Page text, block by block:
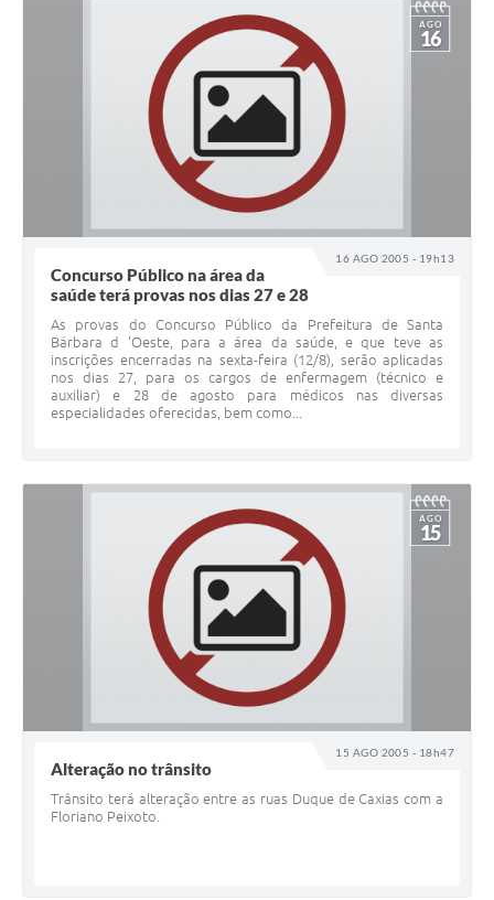
16 AGO 2005 - 19h13
AGO
16
Concurso Público na área da
saúde terá provas nos dias 27 e 28
As provas do Concurso Público da Prefeitura de Santa
Bárbara d 'Oeste, para a área da saúde, e que teve as
inscrições encerradas na sexta-feira (12/8), serão aplicadas
nos dias 27, para os cargos de enfermagem (técnico e
auxiliar) e 28 de agosto para médicos nas diversas
especialidades oferecidas, bem como...
15 AGO 2005 - 18h47
AGO
15
Alteração no trânsito
Trânsito terá alteração entre as ruas Duque de Caxias com a
Floriano Peixoto.